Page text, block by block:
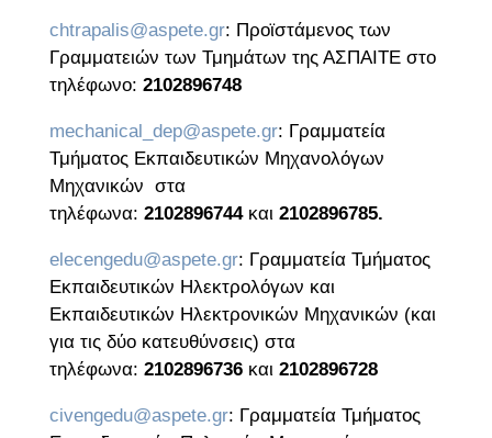
chtrapalis@aspete.gr: Προϊστάμενος των
Γραμματειών των Τμημάτων της ΑΣΠΑΙΤΕ στο
τηλέφωνο: 2102896748
mechanical_dep@aspete.gr: Γραμματεία
Τμήματος Εκπαιδευτικών Μηχανολόγων
Μηχανικών στα
τηλέφωνα: 2102896744και 2102896785.
elecengedu@aspete.gr: Γραμματεία Τμήματος
Εκπαιδευτικών Ηλεκτρολόγων και
Εκπαιδευτικών Ηλεκτρονικών Μηχανικών (και
για τις δύο κατευθύνσεις) στα
τηλέφωνα: 2102896736και 2102896728
civengedu@aspete.gr: Γραμματεία Τμήματος